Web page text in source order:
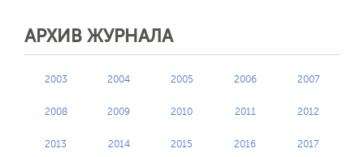
АРХИВ ЖУРНАЛА
2003 2004 2005 2006 2007
2008 2009 2010 2011 2012
2013 2014 2015 2016 2017